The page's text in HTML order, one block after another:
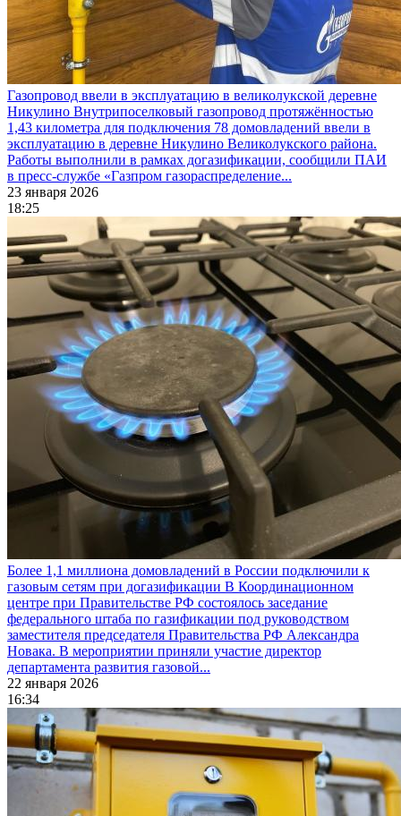
Газопровод ввели в эксплуатацию в великолукской деревне
Никулино Внутрипоселковый газопровод протяжённостью
1,43 километра для подключения 78 домовладений ввели в
эксплуатацию в деревне Никулино Великолукского района.
Работы выполнили в рамках догазификации, сообщили ПАИ
в пресс-службе «Газпром газораспределение...
23 января 2026
18:25
Более 1,1 миллиона домовладений в России подключили к
газовым сетям при догазификации В Координационном
центре при Правительстве РФ состоялось заседание
федерального штаба по газификации под руководством
заместителя председателя Правительства РФ Александра
Новака. В мероприятии приняли участие директор
департамента развития газовой...
22 января 2026
16:34